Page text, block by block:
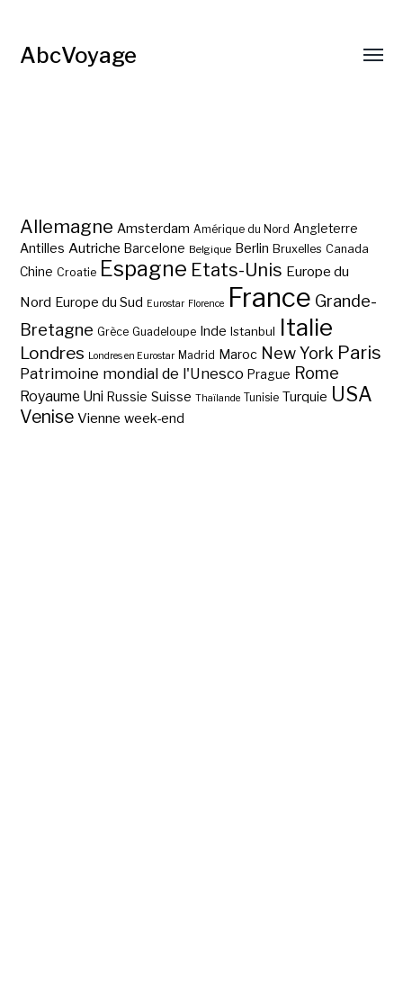
AbcVoyage
Allemagne Amsterdam Amérique du Nord Angleterre
Antilles Autriche Barcelone Belgique Berlin Bruxelles Canada
Chine Croatie Espagne Etats-Unis Europe du
Nord Europe du Sud Eurostar Florence France Grande-
Bretagne Grèce Guadeloupe Inde Istanbul Italie
Londres Londres en Eurostar Madrid Maroc New York Paris
Patrimoine mondial de l'Unesco Prague Rome
Royaume Uni Russie Suisse Thaïlande Tunisie Turquie USA
Venise Vienne week-end